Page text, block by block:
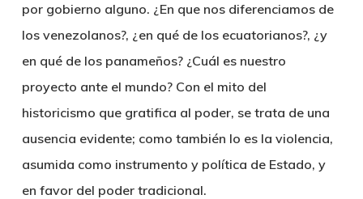
por gobierno alguno. ¿En que nos diferenciamos de
los venezolanos?, ¿en qué de los ecuatorianos?, ¿y
en qué de los panameños? ¿Cuál es nuestro
proyecto ante el mundo? Con el mito del
historicismo que gratifica al poder, se trata de una
ausencia evidente; como también lo es la violencia,
asumida como instrumento y política de Estado, y
en favor del poder tradicional.